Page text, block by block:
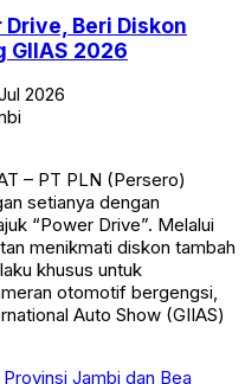
Drive, Beri Diskon
GIIAS 2026
2026
– PT PLN (Persero)
setianya dengan
“Power Drive”. Melalui
menikmati diskon tambah
khusus untuk
otomotif bergengsi,
Auto Show (GIIAS)